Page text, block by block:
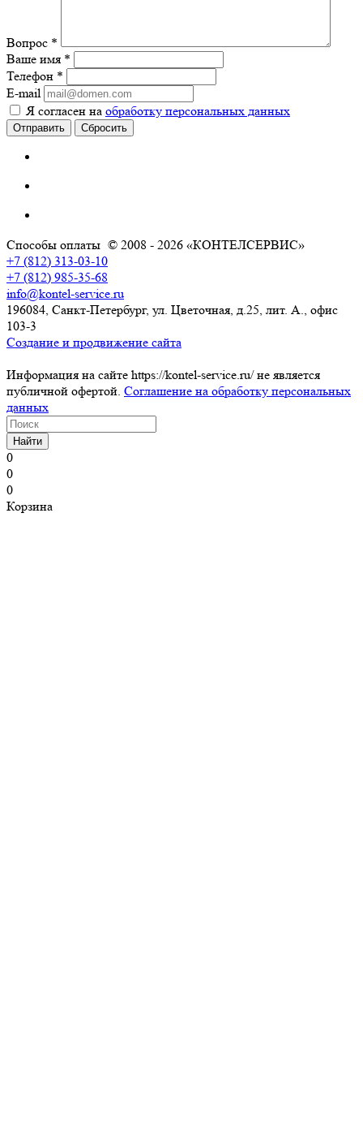
Вопрос *
Ваше имя *
Телефон *
E-mail
Я согласен на обработку персональных данных
Сбросить
Способы оплаты © 2008 - 2026 «КОНТЕЛСЕРВИС»
+7 (812) 313-03-10
+7 (812) 985-35-68
info@kontel-service.ru
196084, Санкт-Петербург, ул. Цветочная, д.25, лит. А., офис
103-3
Создание и продвижение сайта
Информация на сайте https://kontel-service.ru/ не является
публичной офертой. Соглашение на обработку персональных
данных
Найти
0
0
0
Корзина